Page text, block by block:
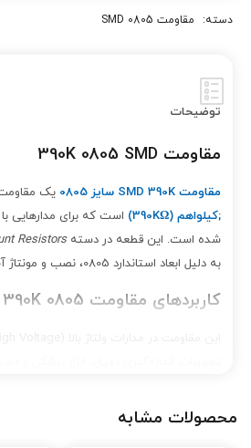
دسته: مقاومت 0805 SMD
توضیحات
مقاومت 390K 0805 SMD
مقاومت SMD 390K سایز 0805
یک مقاومت
;کیلواهم (390KΩ)
است که برای مدارهایی با
شده است. این قطعه در دستهResistors
به دلیل ابعاد استاندارد 0805، نصب و مونتاژ آسانی دارد.
کاربردهای مقاومت 390K 0805
مهم آن است.
محصولات مشابه